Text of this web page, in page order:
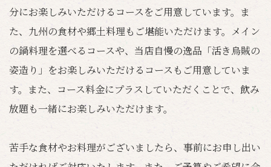
分にお楽しみいただけるコースをご用意しています。ま
た、九州の食材や郷土料理もご堪能いただけます。メイン
の鍋料理を選べるコースや、当店自慢の逸品「活き烏賊の
姿造り」をお楽しみいただけるコースもご用意していま
す。また、コース料金にプラスしていただくことで、飲み
放題も一緒にお楽しみいただけます。
苦手な食材やお料理がございましたら、事前にお申し出い